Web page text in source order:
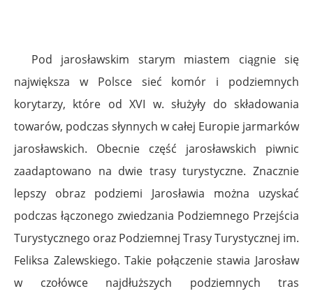
Pod jarosławskim starym miastem ciągnie się
największa w Polsce sieć komór i podziemnych
korytarzy, które od XVI w. służyły do składowania
towarów, podczas słynnych w całej Europie jarmarków
jarosławskich. Obecnie część jarosławskich piwnic
zaadaptowano na dwie trasy turystyczne. Znacznie
lepszy obraz podziemi Jarosławia można uzyskać
podczas łączonego zwiedzania Podziemnego Przejścia
Turystycznego oraz Podziemnej Trasy Turystycznej im.
Feliksa Zalewskiego. Takie połączenie stawia Jarosław
w czołówce najdłuższych podziemnych tras